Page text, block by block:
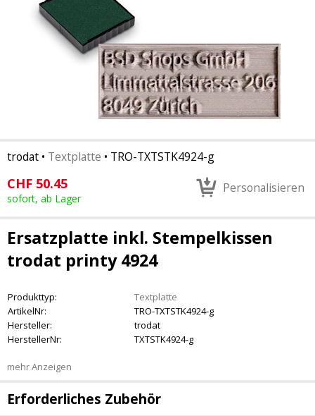
trodat • Textplatte • TRO-TXTSTK4924-g
CHF 50.45
sofort, ab Lager
Personalisieren
Ersatzplatte inkl. Stempelkissen
trodat printy 4924
Produkttyp:
Textplatte
ArtikelNr:
TRO-TXTSTK4924-g
Hersteller:
trodat
HerstellerNr:
TXTSTK4924-g
mehr Anzeigen
Erforderliches Zubehör